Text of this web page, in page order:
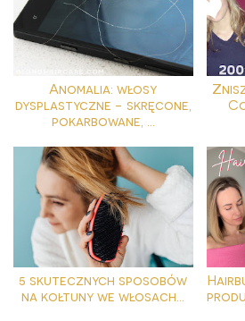
Anomalia: włosy
dysplastyczne - skręcone,
pokarbowane, ...
5 skutecznych sposobów
na kołtuny we włosach...